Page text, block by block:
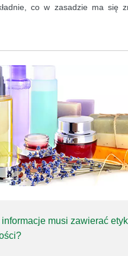
co w zasadzie ma się
musi zawierać